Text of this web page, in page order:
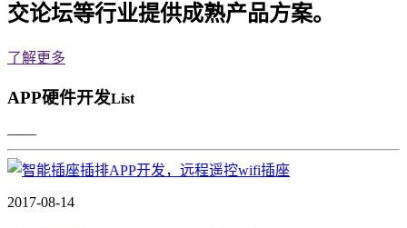
交论坛等行业提供成熟产品方案。
了解更多
APP硬件开发List
——
2017-08-14